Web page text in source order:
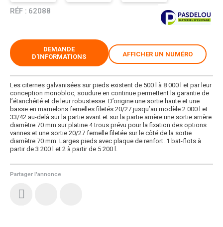
RÉF : 62088
Partager l'annonce
Les citernes galvanisées sur pieds existent de 500 l à 8 000 l et par leur
conception monobloc, soudure en continue permettent la garantie de
l’étanchéité et de leur robustesse. D’origine une sortie haute et une
basse en mamelons femelles filetés 20/27 jusqu’au modèle 2 000 l et
33/42 au-delà sur la partie avant et sur la partie arrière une sortie arrière
diamètre 70 mm sur platine 4 trous prévu pour la fixation des options
vannes et une sortie 20/27 femelle filetée sur le côté de la sortie
diamètre 70 mm. Larges pieds avec plaque de renfort. 1 bat-flots à
partir de 3 200 l et 2 à partir de 5 200 l.
DEMANDE
D'INFORMATIONS
AFFICHER UN NUMÉRO